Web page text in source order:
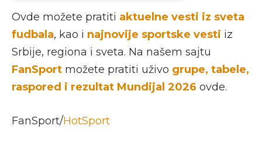
Ovde možete pratiti aktuelne vesti iz sveta
fudbala, kao i najnovije sportske vesti iz
Srbije, regiona i sveta. Na našem sajtu
FanSport možete pratiti uživo grupe, tabele,
raspored i rezultat Mundijal 2026 ovde.
FanSport/HotSport